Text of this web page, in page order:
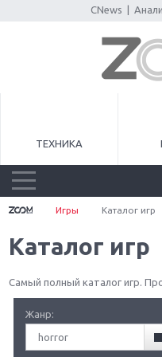
CNews
ТЕХНИКА
Игры Каталог игр
Каталог игр
Самый полный каталог игр.
Жанр:
horror